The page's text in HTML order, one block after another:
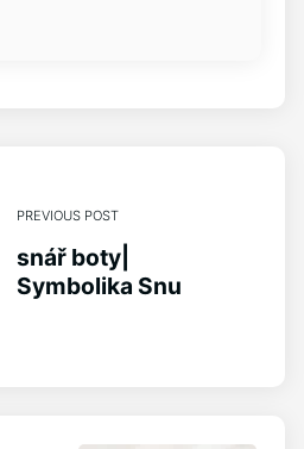
PREVIOUS POST
snář boty|
Symbolika Snu